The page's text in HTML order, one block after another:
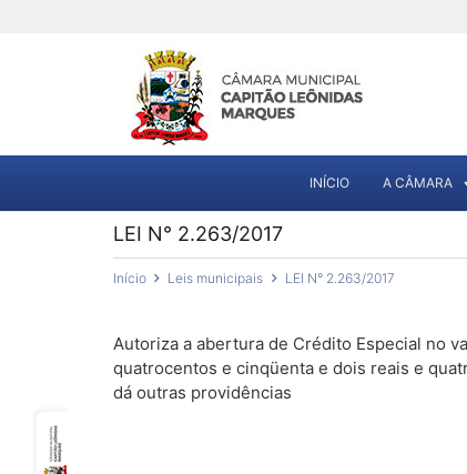
INÍCIO A CÂMARA
LEI N° 2.263/2017
Início Leis municipais LEI N° 2.263/2017
Autoriza a abertura de Crédito Especial no
quatrocentos e cinqüenta e dois reais e
dá outras providências